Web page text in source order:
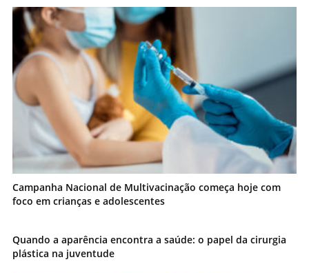
Campanha Nacional de Multivacinação começa hoje com
foco em crianças e adolescentes
Quando a aparência encontra a saúde: o papel da cirurgia
plástica na juventude